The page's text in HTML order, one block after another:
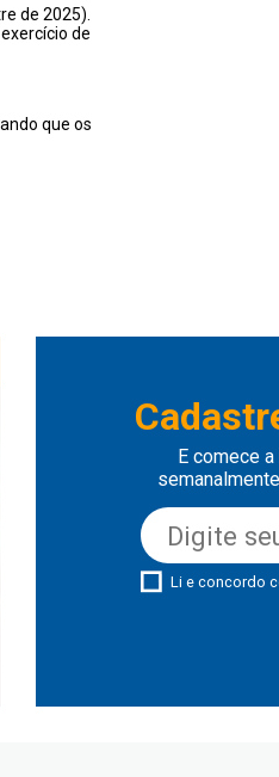
de 2025).
de
que os
E comece
Li e concordo